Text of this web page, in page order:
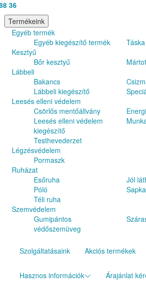
36
Termékeink
Egyéb termék
Egyéb kiegészítő termék
Táska
Kesztyű
Bőr kesztyű
Lábbeli
Bakancs
Lábbeli kiegészítő
Leesés elleni védelem
Csörlős mentőállvány
Leesés elleni védelem
kiegészítő
Testhevederzet
Légzésvédelem
Pormaszk
Ruházat
Esőruha
Jól
Póló
Téli ruha
Szemvédelem
Gumipántos
védőszemüveg
Szolgáltatásaink Akciós termékek
Hasznos információk Árajánlat